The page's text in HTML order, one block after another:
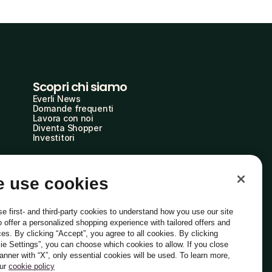
Scopri chi siamo
Everli News
Domande frequenti
Lavora con noi
Diventa Shopper
Investitori
Italiano
use cookies
first- and third-party cookies to understand how you use our site
offer a personalized shopping experience with tailored offers and
By clicking “Accept”, you agree to all cookies. By clicking
Settings”, you can choose which cookies to allow. If you close
with “X”, only essential cookies will be used. To learn more,
cookie policy